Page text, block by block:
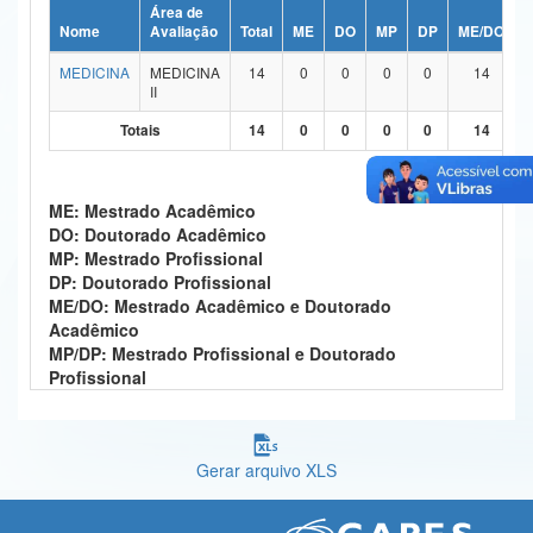
Ministério da Ciência, Tecnologia, Inovações e Comunicações
Ministério do Meio Ambiente
Ministério do Turismo
Controladoria-Geral da União
Ministério da Mulher, da Família e dos Direitos Humanos
Secretaria-Geral
Secretaria de Governo
Banco Central do Brasil
Nome
Área de
Avaliação
Total ME DO MP DP ME/DO
MEDICINA
MEDICINA
II
14 0 0 0 0 14
Totais 14 0 0 0 0 14
ME: Mestrado Acadêmico
DO: Doutorado Acadêmico
MP: Mestrado Profissional
DP: Doutorado Profissional
ME/DO: Mestrado Acadêmico e Doutorado
Acadêmico
MP/DP: Mestrado Profissional e Doutorado
Profissional
Gerar arquivo XLS